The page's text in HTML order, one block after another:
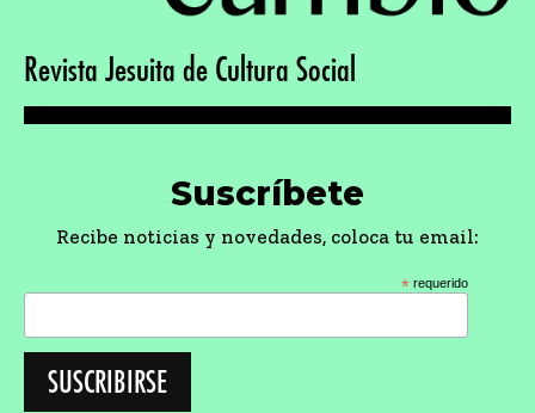
Revista Jesuita de Cultura Social
Suscríbete
Recibe noticias y novedades, coloca tu email:
* requerido